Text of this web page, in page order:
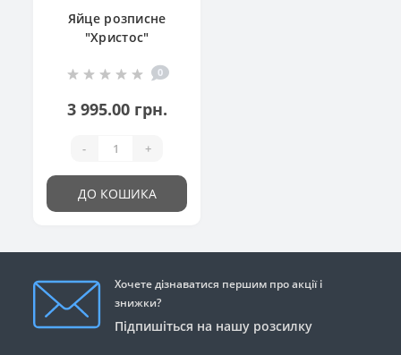
Яйце розписне
"Христос"
0
3 995.00 грн.
- +
ДО КОШИКА
Хочете дізнаватися першим про акції і
знижки?
Підпишіться на нашу розсилку